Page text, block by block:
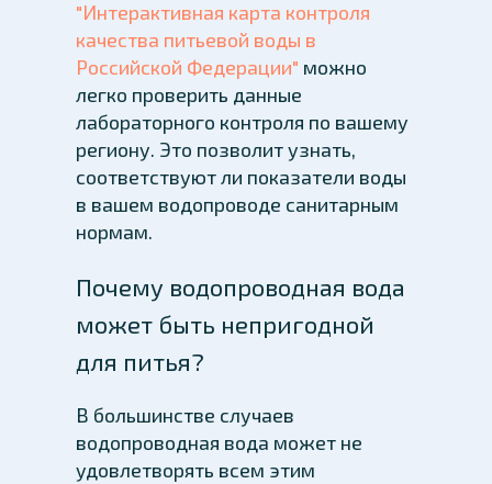
"Интерактивная карта контроля
качества питьевой воды в
Российской Федерации" можно
легко проверить данные
лабораторного контроля по вашему
региону. Это позволит узнать,
соответствуют ли показатели воды
в вашем водопроводе санитарным
нормам.
Почему водопроводная вода
может быть непригодной
для питья?
В большинстве случаев
водопроводная вода может не
удовлетворять всем этим